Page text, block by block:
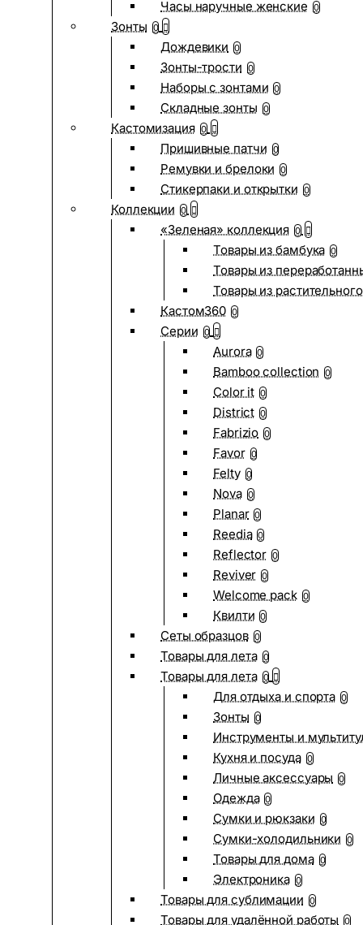
Часы наручные женские 0
Зонты 0
Дождевики 0
Зонты-трости 0
Наборы с зонтами 0
Складные зонты 0
Кастомизация 0
Пришивные патчи 0
Ремувки и брелоки 0
Стикерпаки и открытки 0
Коллекции 0
«Зеленая» коллекция 0
Товары из бамбука 0
Товары из
Товары из
Кастом360 0
Серии 0
Aurora 0
Bamboo collection 0
Color it 0
District 0
Fabrizio 0
Favor 0
Felty 0
Nova 0
Planar 0
Reedia 0
Reflector 0
Reviver 0
Welcome pack 0
Квилти 0
Сеты образцов 0
Товары для лета 0
Товары для лета 0
Для отдыха и спорта 0
Зонты 0
Инструменты и
Кухня и посуда 0
Личные аксессуары 0
Одежда 0
Сумки и рюкзаки 0
Сумки-холодильники 0
Товары для дома 0
Электроника 0
Товары для сублимации 0
Товары для удалённой работы 0